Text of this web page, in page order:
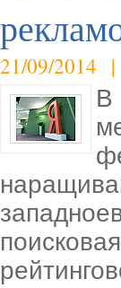
21/09/2014 |
В